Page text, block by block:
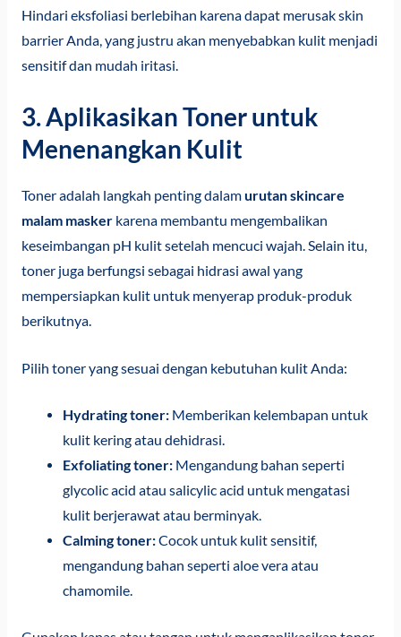
Hindari eksfoliasi berlebihan karena dapat merusak skin
barrier Anda, yang justru akan menyebabkan kulit menjadi
sensitif dan mudah iritasi.
3. Aplikasikan Toner untuk
Menenangkan Kulit
Toner adalah langkah penting dalamurutan skincare
malam maskerkarena membantu mengembalikan
keseimbangan pH kulit setelah mencuci wajah. Selain itu,
toner juga berfungsi sebagai hidrasi awal yang
mempersiapkan kulit untuk menyerap produk-produk
berikutnya.
Pilih toner yang sesuai dengan kebutuhan kulit Anda:
Hydrating toner: Memberikan kelembapan untuk
kulit kering atau dehidrasi.
Exfoliating toner: Mengandung bahan seperti
glycolic acid atau salicylic acid untuk mengatasi
kulit berjerawat atau berminyak.
Calming toner:Cocok untuk kulit sensitif,
mengandung bahan seperti aloe vera atau
chamomile.